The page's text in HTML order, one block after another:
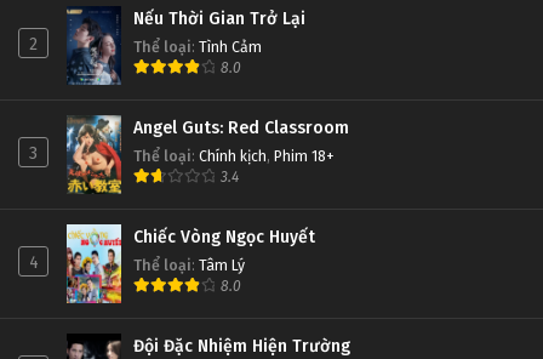
2
Nếu Thời Gian Trở Lại
Thể loại: Tình Cảm
8.0
3
Angel Guts: Red Classroom
Thể loại: Chính kịch, Phim 18+
3.4
4
Chiếc Vòng Ngọc Huyết
Thể loại: Tâm Lý
8.0
Đội Đặc Nhiệm Hiện Trường